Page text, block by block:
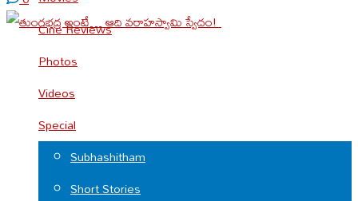
Cine Reviews
Photos
Videos
Special
Subhashitham
Short Stories